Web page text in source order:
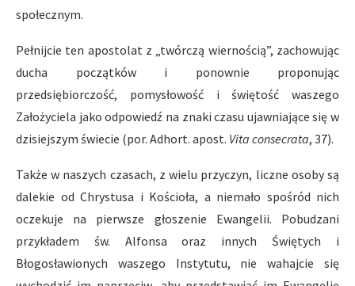
społecznym.
Pełnijcie ten apostolat z „twórczą wiernością”, zachowując
ducha początków i ponownie proponując
przedsiębiorczość, pomysłowość i świętość waszego
Założyciela jako odpowiedź na znaki czasu ujawniające się w
dzisiejszym świecie (por. Adhort. apost. Vita consecrata, 37).
Także w naszych czasach, z wielu przyczyn, liczne osoby są
dalekie od Chrystusa i Kościoła, a niemało spośród nich
oczekuje na pierwsze głoszenie Ewangelii. Pobudzani
przykładem św. Alfonsa oraz innych Świętych i
Błogosławionych waszego Instytutu, nie wahajcie się